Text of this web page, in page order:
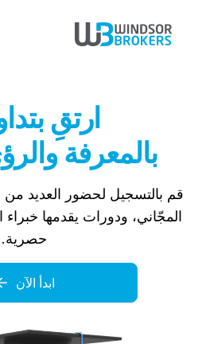
ارتقِ
بالمعرفة
قم بالتسجيل لحضور العديد من
المجّاني، ودورات يقدمها خبراء
حصرية.
ابدأ الآن